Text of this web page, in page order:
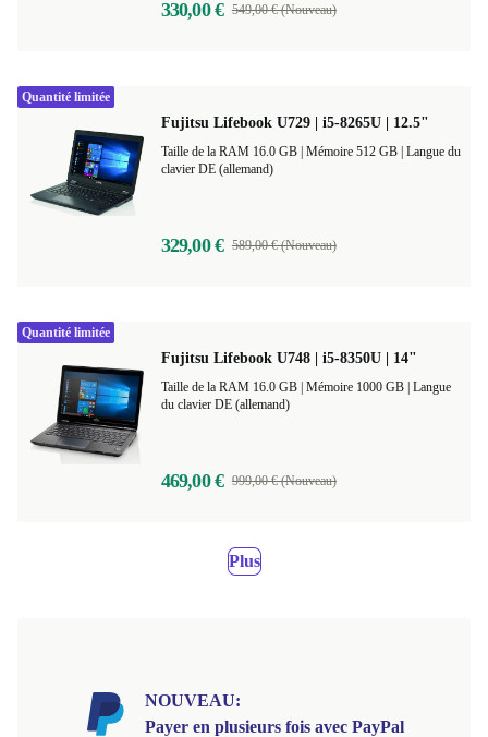
330,00 € 549,00 € (Nouveau)
Fujitsu Lifebook U729 | i5-8265U | 12.5"
Langue du
clavier DE (allemand)
329,00 € 589,00 € (Nouveau)
Quantité limitée
Fujitsu Lifebook U748 | i5-8350U | 14"
Langue
du clavier DE (allemand)
469,00 € 999,00 € (Nouveau)
Quantité limitée
Plus
NOUVEAU:
Payer en plusieurs fois avec PayPal